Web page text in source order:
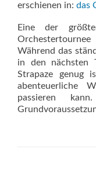
erschienen in: das
Eine der
Während das
in den nächsten
Strapaze genug
abenteuerliche
passieren